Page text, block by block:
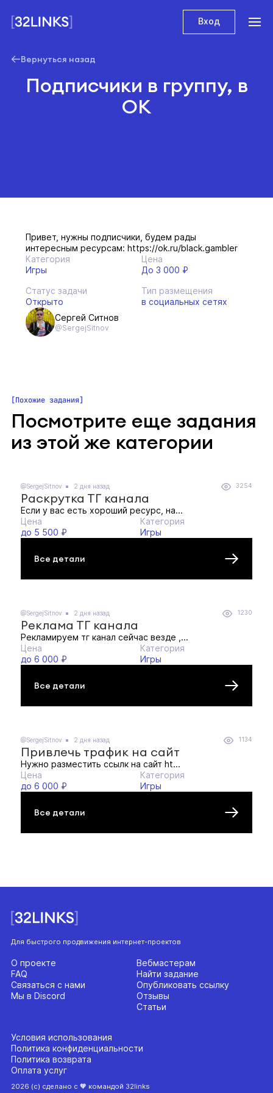
Вход
Вернуться назад
Подписчики в группу, в
ОК
Привет, нужны подписчики, будем рады
интересным ресурсам: https://ok.ru/black.gambler
Категория
Игры
Цена
До 3 000 ₽
Статус задачи
Открыто
Тип размещения
в социальных сетях
Сергей Ситнов
@SergejSitnov
Похожие задания
Посмотрите еще задания
из этой же категории
@SergejSitnov 2 дня назад 3254
Раскрутка ТГ канала
Если у вас есть хороший ресурс, на...
Цена
до 5 500 ₽
Категория
Игры
Все детали
@SergejSitnov 2 дня назад 1230
Реклама ТГ канала
Рекламируем тг канал сейчас везде ,...
Цена
до 6 000 ₽
Категория
Игры
Все детали
@SergejSitnov 2 дня назад 1134
Привлечь трафик на сайт
Нужно разместить ссылк на сайт ht...
Цена
до 6 000 ₽
Категория
Игры
Все детали
Для быстрого продвижения интернет-проектов
Вебмастерам
Найти задание
Опубликовать ссылку
Отзывы
Статьи
О проекте
FAQ
Связаться с нами
Мы в Discord
Условия использования
Политика конфиденциальности
Политика возврата
Оплата услуг
2026 (с) сделано с 🧡 командой 32links